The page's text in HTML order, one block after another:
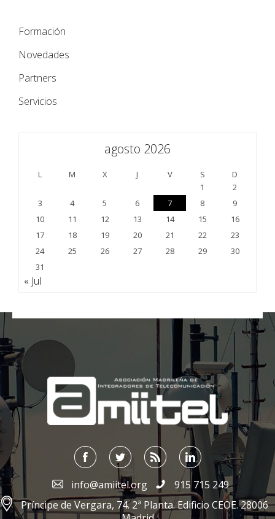
Formación
Novedades
Partners
Servicios
agosto 2026
L M X J V S
D
1
2
3
4 5 6 7 8
9
10
11 12 13 14 15
16
17
18 19 20 21 22
23
24
25 26 27 28 29
30
31
« Jul
;
info@amiitel.org
915 715 249
Príncipe de Vergara, 74. 2ª Planta. Edificio CEOE. 28006